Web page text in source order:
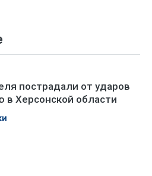
пострадали от ударов
Херсонской области